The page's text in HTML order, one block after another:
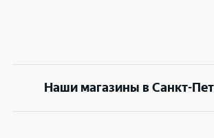
Наши магазины в Санкт-